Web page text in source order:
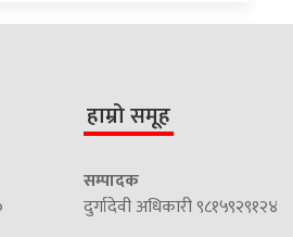
हाम्रो समूह
सम्पादक
दुर्गादेवी अधिकारी ९८१५९२९१२४